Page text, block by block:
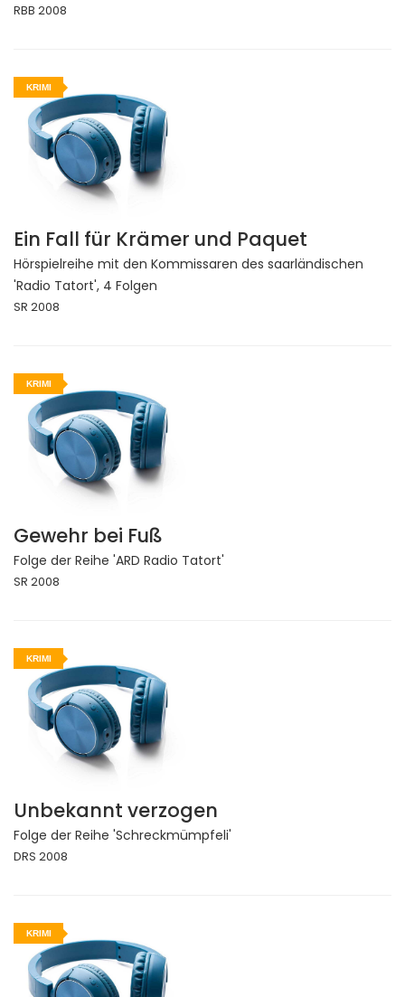
RBB 2008
KRIMI
Ein Fall für Krämer und Paquet
Hörspielreihe mit den Kommissaren des saarländischen
'Radio Tatort', 4 Folgen
SR 2008
KRIMI
Gewehr bei Fuß
Folge der Reihe 'ARD Radio Tatort'
SR 2008
KRIMI
Unbekannt verzogen
Folge der Reihe 'Schreckmümpfeli'
DRS 2008
KRIMI